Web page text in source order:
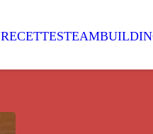
RECETTES